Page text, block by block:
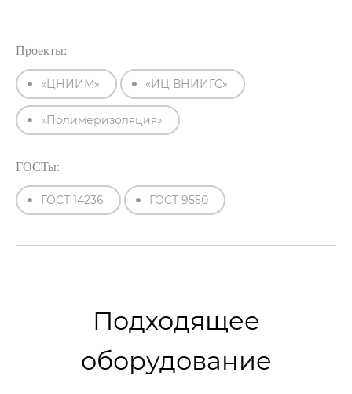
Проекты:
«ЦНИИМ» «ИЦ ВНИИГС»
«Полимеризоляция»
ГОСТы:
ГОСТ 14236 ГОСТ 9550
Подходящее
оборудование